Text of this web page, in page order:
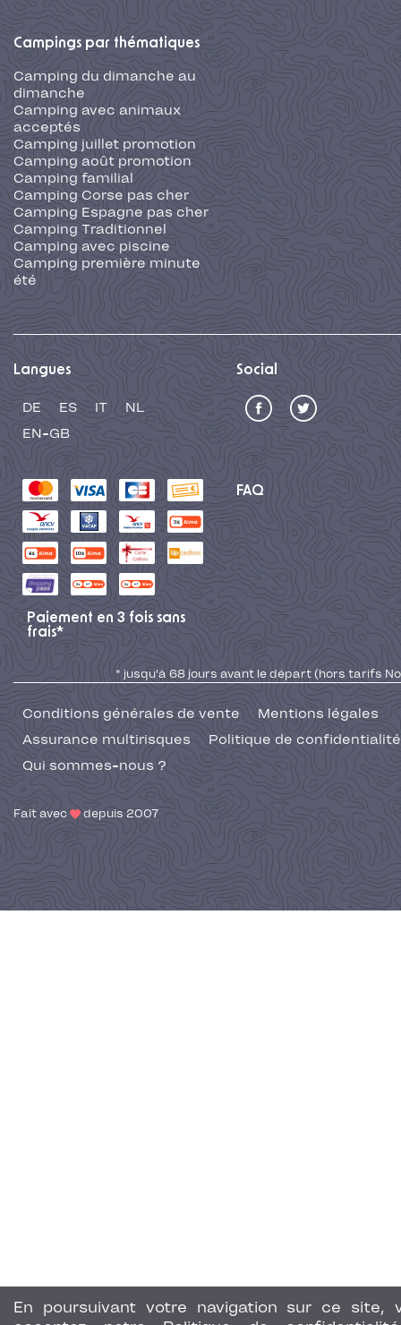
En poursuivant votre navigation sur ce site,
Campings par thématiques
Camping du dimanche au
dimanche
Camping avec animaux
acceptés
Camping juillet promotion
Camping août promotion
Camping familial
Camping Corse pas cher
Camping Espagne pas cher
Camping Traditionnel
Camping avec piscine
Camping première minute
été
Langues
DE ES IT
NL
EN-GB
Social
FAQ
Paiement en 3 fois sans
frais*
* jusqu'à 68 jours avant le départ (hors tarifs No
Conditions générales de vente
Mentions légales
Assurance multirisques
Politique de confidentialité
Qui sommes-nous ?
Fait avec depuis 2007